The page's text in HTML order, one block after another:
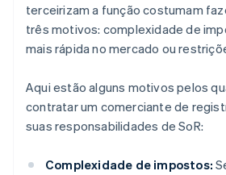
terceirizam a função costumam
três motivos: complexidade de
mais rápida no mercado ou
Aqui estão alguns motivos pelos
contratar um comerciante de
suas responsabilidades de SoR:
Complexidade de impostos: